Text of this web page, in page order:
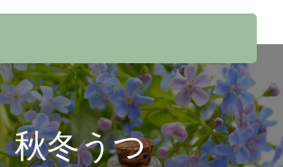
秋冬うつ